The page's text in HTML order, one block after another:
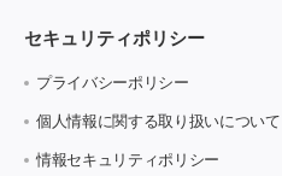
セキュリティポリシー
プライバシーポリシー
個人情報に関する取り扱いについて
情報セキュリティポリシー